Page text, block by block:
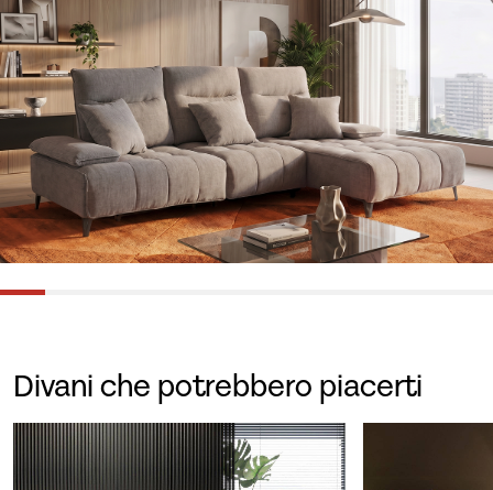
Divani che potrebbero piacerti